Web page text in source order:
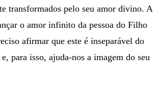
transformados pelo seu amor divino. A
o amor infinito da pessoa do Filho
afirmar que este é inseparável do
para isso, ajuda-nos a imagem do seu